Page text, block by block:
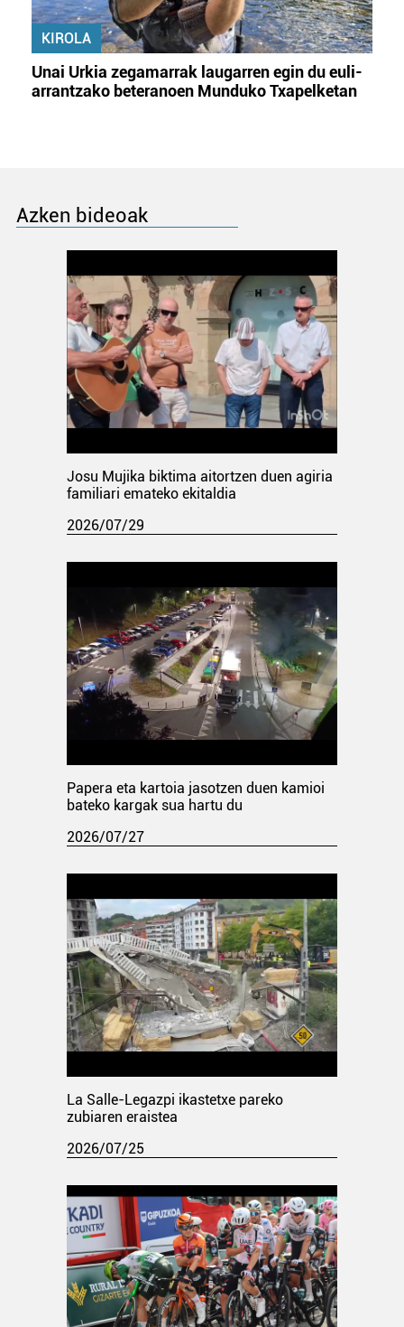
KIROLA
Unai Urkia zegamarrak laugarren egin du euli-
arrantzako beteranoen Munduko Txapelketan
Azken bideoak
Josu Mujika biktima aitortzen duen agiria
familiari emateko ekitaldia
2026/07/29
Papera eta kartoia jasotzen duen kamioi
bateko kargak sua hartu du
2026/07/27
La Salle-Legazpi ikastetxe pareko
zubiaren eraistea
2026/07/25